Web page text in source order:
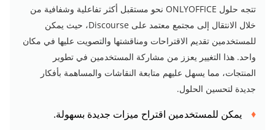
تتجه حلول ONLYOFFICE نحو مستقبل أكثر تفاعلية وشفافية من
خلال الانتقال إلى مجتمع معتمد على Discourse، حيث يمكن
للمستخدمين تقديم الاقتراحات ومناقشتها والتصويت عليها في مكان
واحد. هذا التغيير يعزز من مشاركة المستخدمين في تطوير
المنتجات، مما يسهل عليهم متابعة النقاشات والمساهمة بأفكار
جديدة لتحسين الحلول.
يمكن للمستخدمين اقتراح ميزات جديدة بسهولة.